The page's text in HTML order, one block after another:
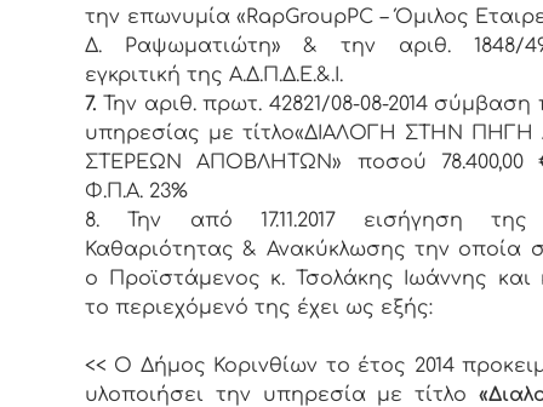
την επωνυμία «RapGroupPC – Όμιλος
Δ. Ραψωματιώτη» & την αριθ. 1848/
εγκριτική της Α.Δ.Π.Δ.Ε.&.Ι.
7. Την αριθ. πρωτ. 42821/08-08-2014
υπηρεσίας με τίτλο«ΔΙΑΛΟΓΗ ΣΤΗΝ ΠΗΓΗ
ΣΤΕΡΕΩΝ ΑΠΟΒΛΗΤΩΝ» ποσού 78.400,00
Φ.Π.Α. 23%
8. Την από 17.11.2017 εισήγηση
Καθαριότητας & Ανακύκλωσης την οποία
ο Προϊστάμενος κ. Τσολάκης Ιωάννης και
το περιεχόμενό της έχει ως εξής:
<< Ο Δήμος Κορινθίων το έτος 2014
υλοποιήσει την υπηρεσία με τίτλο